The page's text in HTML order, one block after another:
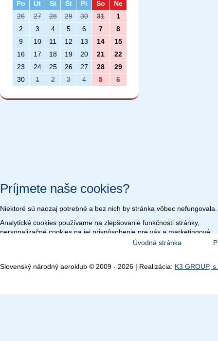
Po
Ut St Št Pi So
Ne
26
27 28 29 30 31
1
2
3 4 5 6 7
8
9
10 11 12 13 14
15
16
17 18 19 20 21
22
23
24 25 26 27 28
29
30
1 2 3 4 5 6
Úvodná stránka
Slovenský národný aeroklub © 2009 - 2026 | Realizácia: K3 GROUP,
Príjmete naše cookies?
Niektoré sú naozaj potrebné a bez nich by stránka vôbec nefungovala.
Analytické cookies používame na zlepšovanie funkčnosti stránky,
personalizačné cookies na jej prispôsobenie pre vás a marketingové
cookies na zobrazenie relevantnej reklamy.Veľmi by nám pomohlo,
Nastavenie Len potrebné Prijať všetko